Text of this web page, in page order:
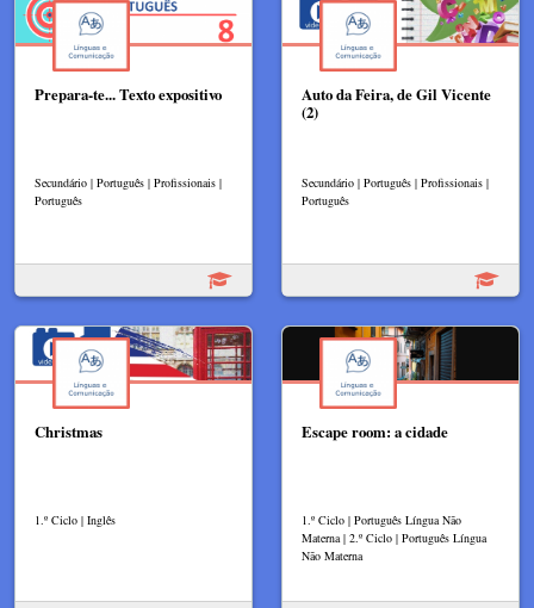
Prepara-te... Texto expositivo
Secundário | Português | Profissionais |
Português
Auto da Feira, de Gil Vicente
(2)
Secundário | Português | Profissionais |
Português
Christmas
1.º Ciclo | Inglês
Escape room: a cidade
1.º Ciclo | Português Língua Não
Materna | 2.º Ciclo | Português Língua
Não Materna